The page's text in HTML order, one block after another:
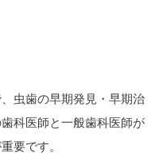
虫歯の早期発見・早期治
科医師と一般歯科医師が
要です。